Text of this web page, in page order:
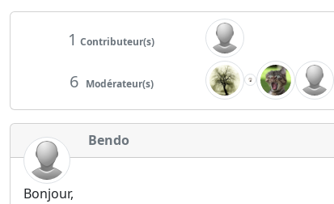
1 Contributeur(s)
6 Modérateur(s)
Bendo
Bonjour,